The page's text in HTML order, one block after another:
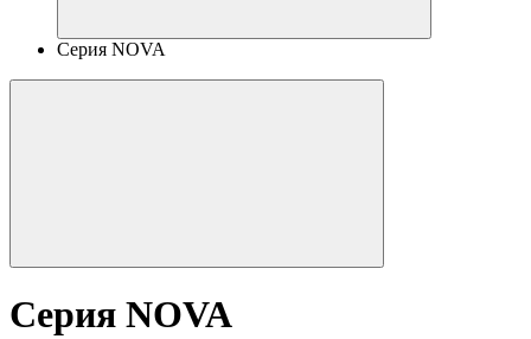
Серия NOVA
Серия NOVA